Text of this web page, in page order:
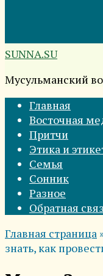
SUNNA.SU
Мусульманский
Главная
Восточная
Притчи
Этика и
Семья
Сонник
Разное
Обратная
Главная страница
знать, как